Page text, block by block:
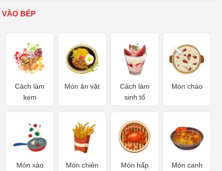
VÀO BẾP
Cách làm
kem
Món ăn vặt
Cách làm
sinh tố
Món cháo
Món xào Món chiên Món hấp Món canh